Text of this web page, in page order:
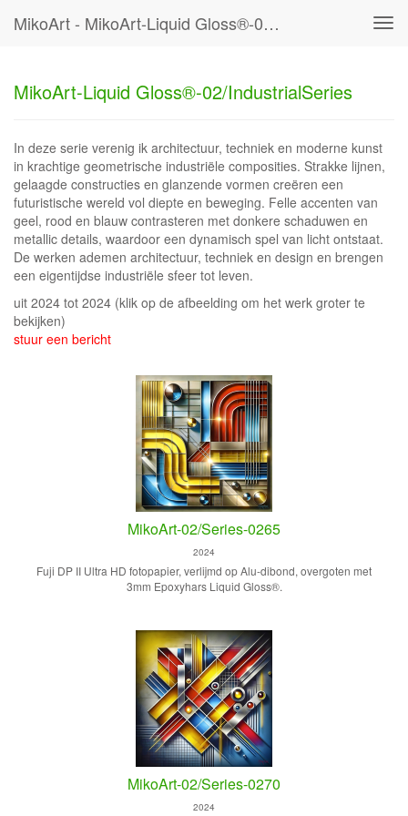
MikoArt - MikoArt-Liquid Gloss®-02/IndustrialSeries
MikoArt-Liquid Gloss®-02/IndustrialSeries
In deze serie verenig ik architectuur, techniek en moderne kunst
in krachtige geometrische industriële composities. Strakke lijnen,
gelaagde constructies en glanzende vormen creëren een
futuristische wereld vol diepte en beweging. Felle accenten van
geel, rood en blauw contrasteren met donkere schaduwen en
metallic details, waardoor een dynamisch spel van licht ontstaat.
De werken ademen architectuur, techniek en design en brengen
een eigentijdse industriële sfeer tot leven.
uit 2024 tot 2024 (klik op de afbeelding om het werk groter te
bekijken)
stuur een bericht
MikoArt-02/Series-0265
2024
Fuji DP II Ultra HD fotopapier, verlijmd op Alu-dibond, overgoten met
3mm Epoxyhars Liquid Gloss®.
MikoArt-02/Series-0270
2024